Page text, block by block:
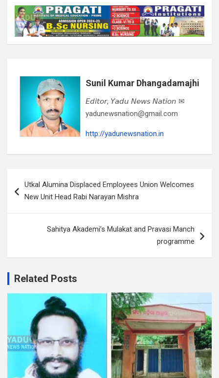
Sunil Kumar Dhangadamajhi
𝘌𝘥𝘪𝘵𝘰𝘳, 𝘠𝘢𝘥𝘶 𝘕𝘦𝘸𝘴 𝘕𝘢𝘵𝘪𝘰𝘯 ✉
yadunewsnation@gmail.com
http://yadunewsnation.in
navigation
Utkal Alumina Displaced Employees Union Welcomes
New Unit Head Rabi Narayan Mishra
Sahitya Akademi’s Mulakat and Pravasi Manch
programme
Related Posts